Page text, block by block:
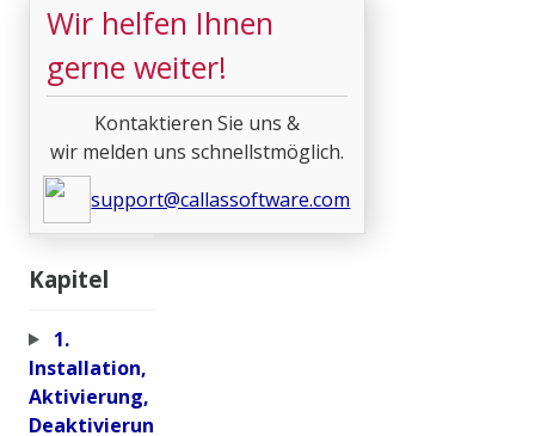
Wir helfen Ihnen
gerne weiter!
Kontaktieren Sie uns &
wir melden uns schnellstmöglich.
support@callassoftware.com
Kapitel
1.
Installation,
Aktivierung,
Deaktivierun